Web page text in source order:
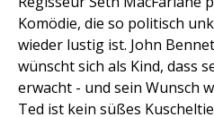
Komödie, die so politisch
wieder lustig ist. John
wünscht sich als Kind, dass
erwacht - und sein Wunsch
Ted ist kein süßes